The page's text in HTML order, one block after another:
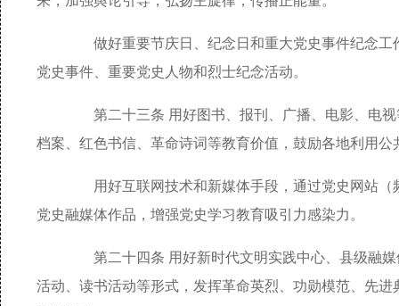
做好重要节庆日、纪念日和重大党史事件纪念工
党史事件、重要党史人物和烈士纪念活动。
第二十三条 用好图书、报刊、广播、电影、电视
档案、红色书信、革命诗词等教育价值，鼓励各地利用
用好互联网技术和新媒体手段，通过党史网站（
党史融媒体作品，增强党史学习教育吸引力感染力。
第二十四条 用好新时代文明实践中心、县级融媒
活动、读书活动等形式，发挥革命英烈、功勋模范、先